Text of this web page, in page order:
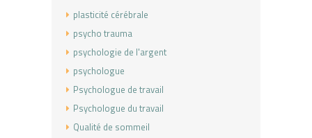
plasticité cérébrale
psycho trauma
psychologie de l'argent
psychologue
Psychologue de travail
Psychologue du travail
Qualité de sommeil